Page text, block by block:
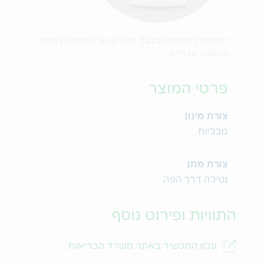
פרטי המוצר
צורת מינון
טבליות
צורת מתן
נטילה דרך הפה
התוויות ופירוט נוסף
עלון התכשיר באתר משרד הבריאות